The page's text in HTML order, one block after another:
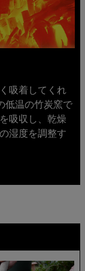
吸着してくれ
低温の竹炭窯で
吸収し、乾燥
湿度を調整す